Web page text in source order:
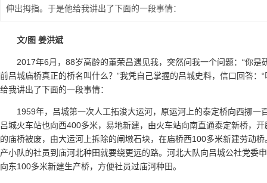
伸出拇指。于是他给我讲出了下面的一段事情：
文/图 姜洪斌
2017年6月，88岁高龄的董荣昌遇见我，突然问我一个问题：“你是
前吕城庙桥真正的桥名叫什么？”我凭自己掌握的吕城史料，信口回答：
给我讲出了下面的一段事情：
1959年，吕城第一次人工拓浚大运河，原运河上的泰定桥向西挪一
吕城火车站也向西400多米，易地新建，由火车站向南直通泰定新桥，
的庙桥被废，由大运河上拆除的闸墩石块，在庙桥西100多米新建劳动
产小队的社员到庙河北种田就要绕更远的路。河北大队向吕城公社党委
向东100多米新建生产桥，方便社员过庙河种田。